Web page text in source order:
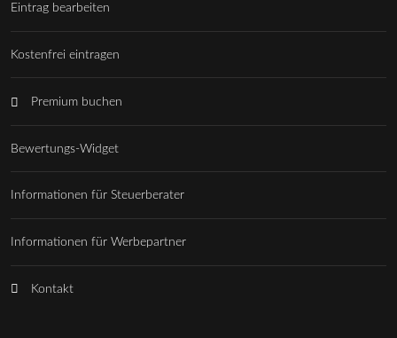
Eintrag bearbeiten
Kostenfrei eintragen
Premium buchen
Bewertungs-Widget
Informationen für Steuerberater
Informationen für Werbepartner
Kontakt